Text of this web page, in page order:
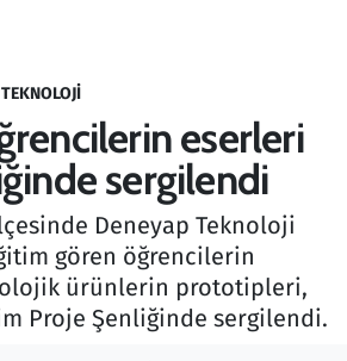
eserleri
sergilendi
Deneyap Teknoloji
gören öğrencilerin
ürünlerin prototipleri,
Proje Şenliğinde sergilendi.